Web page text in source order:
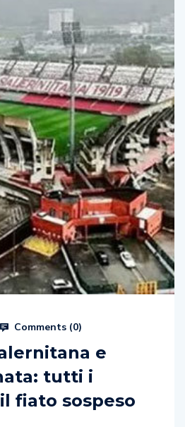
Comments (0)
e
tutti i
fiato sospeso